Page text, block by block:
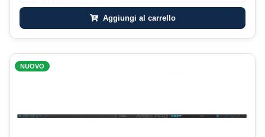
Aggiungi al carrello
NUOVO